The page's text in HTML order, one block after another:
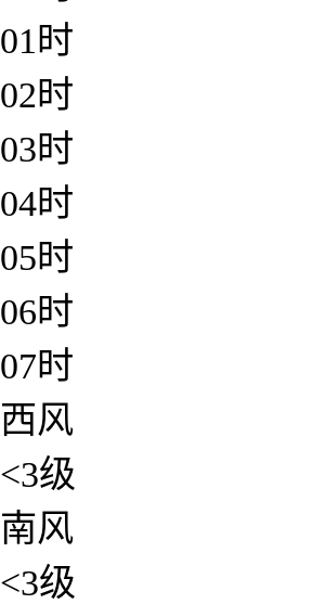
01时
02时
03时
04时
05时
06时
07时
西风
<3级
南风
<3级